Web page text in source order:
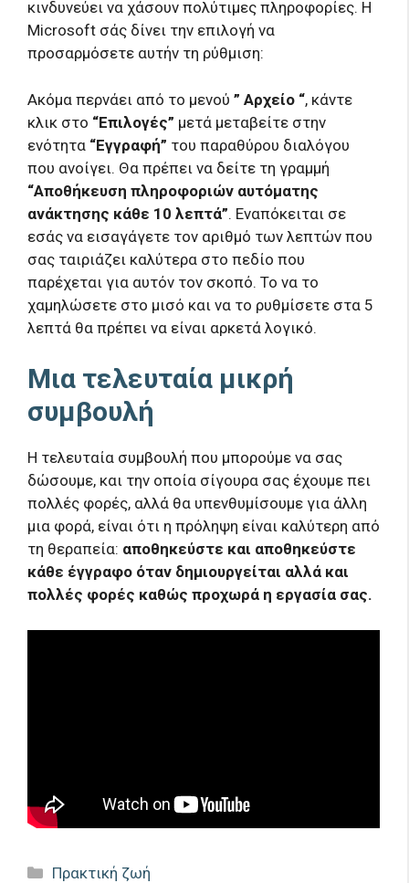
κινδυνεύει να χάσουν πολύτιμες πληροφορίες. Η
Microsoft σάς δίνει την επιλογή να
προσαρμόσετε αυτήν τη ρύθμιση:
Ακόμα περνάει από το μενού ” Αρχείο “, κάντε
κλικ στο “Επιλογές” μετά μεταβείτε στην
ενότητα “Εγγραφή” του παραθύρου διαλόγου
που ανοίγει. Θα πρέπει να δείτε τη γραμμή
“Αποθήκευση πληροφοριών αυτόματης
ανάκτησης κάθε 10 λεπτά”. Εναπόκειται σε
εσάς να εισαγάγετε τον αριθμό των λεπτών που
σας ταιριάζει καλύτερα στο πεδίο που
παρέχεται για αυτόν τον σκοπό. Το να το
χαμηλώσετε στο μισό και να το ρυθμίσετε στα 5
λεπτά θα πρέπει να είναι αρκετά λογικό.
Μια τελευταία μικρή
συμβουλή
Η τελευταία συμβουλή που μπορούμε να σας
δώσουμε, και την οποία σίγουρα σας έχουμε πει
πολλές φορές, αλλά θα υπενθυμίσουμε για άλλη
μια φορά, είναι ότι η πρόληψη είναι καλύτερη από
τη θεραπεία: αποθηκεύστε και αποθηκεύστε
κάθε έγγραφο όταν δημιουργείται αλλά και
πολλές φορές καθώς προχωρά η εργασία σας.
Κατηγορίες
Πρακτική ζωή